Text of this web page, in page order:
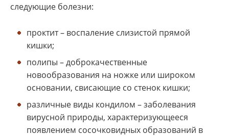
следующие болезни:
проктит – воспаление слизистой прямой
кишки;
полипы – доброкачественные
новообразования на ножке или широком
основании, свисающие со стенок кишки;
различные виды кондилом – заболевания
вирусной природы, характеризующееся
появлением сосочковидных образований в